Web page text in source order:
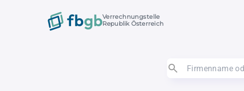
Verrechnungstelle
Republik Österreich